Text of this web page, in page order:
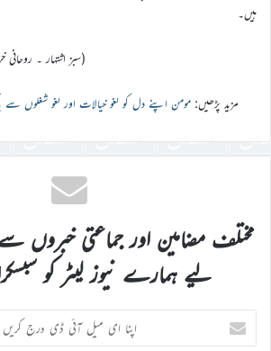
ہیں۔
(سبز اشتہار ۔ روحانی خزائن
مزید پڑھیں: مومن اپنے دل کو لغو خیالات اور لغو شغلوں
مختلف مضامین اور جماعتی خبروں
لیے ہمارے نیوز لیٹر کو
اپنا
ای